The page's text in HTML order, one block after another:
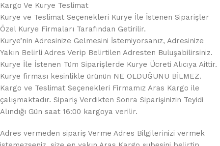
Kargo Ve Kurye Teslimat
Kurye ve Teslimat Seçenekleri Kurye İle İstenen Siparişler
Özel Kurye Firmaları Tarafından Getirilir.
Kurye’nin Adresinize Gelmesini İstemiyorsanız, Adresinize
Yakın Belirli Adres Verip Belirtilen Adresten Buluşabilirsiniz.
Kurye İle İstenen Tüm Siparişlerde Kurye Ücreti Alıcıya Aittir.
Kurye firması kesinlikle ürünün NE OLDUĞUNU BİLMEZ.
Kargo ve Teslimat Seçenekleri Firmamız Aras Kargo ile
çalışmaktadır. Sipariş Verdikten Sonra Siparişinizin Teyidi
Alındığı Gün saat 16:00 kargoya verilir.
Adres vermeden sipariş Verme Adres Bilgilerinizi vermek